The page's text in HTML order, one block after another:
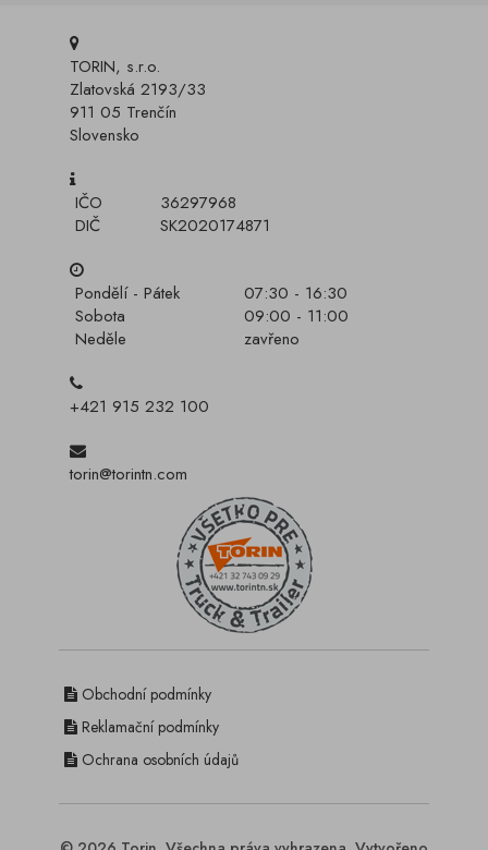
TORIN, s.r.o.
Zlatovská 2193/33
911 05 Trenčín
Slovensko
IČO
36297968
DIČ
SK2020174871
Pondělí - Pátek
07:30 - 16:30
Sobota
09:00 - 11:00
Neděle
zavřeno
+421 915 232 100
torin@torintn.com
Obchodní podmínky
Reklamační podmínky
Ochrana osobních údajů